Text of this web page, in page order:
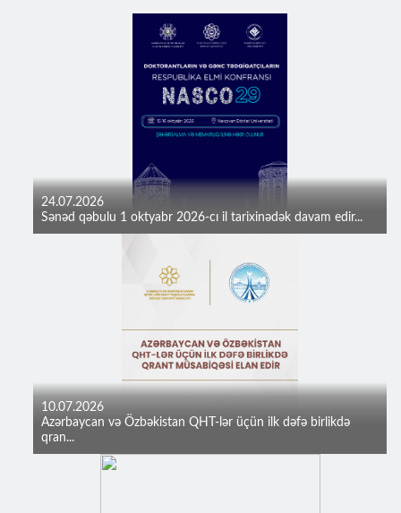
24.07.2026
Sənəd qəbulu 1 oktyabr 2026-cı il tarixinədək davam edir...
10.07.2026
Azərbaycan və Özbəkistan QHT-lər üçün ilk dəfə birlikdə
qran...